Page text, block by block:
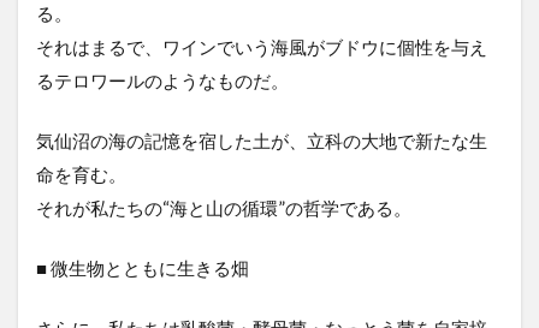
る。
それはまるで、ワインでいう海風がブドウに個性を与え
るテロワールのようなものだ。
気仙沼の海の記憶を宿した土が、立科の大地で新たな生
命を育む。
それが私たちの“海と山の循環”の哲学である。
■ 微生物とともに生きる畑